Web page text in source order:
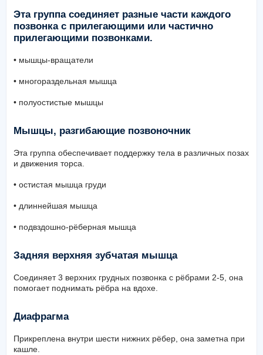
Эта группа соединяет разные части каждого
позвонка с прилегающими или частично
прилегающими позвонками.
• мышцы-вращатели
• многораздельная мышца
• полуостистые мышцы
Мышцы, разгибающие позвоночник
Эта группа обеспечивает поддержку тела в различных позах
и движения торса.
• остистая мышца груди
• длиннейшая мышца
• подвздошно-рёберная мышца
Задняя верхняя зубчатая мышца
Соединяет 3 верхних грудных позвонка с рёбрами 2-5, она
помогает поднимать рёбра на вдохе.
Диафрагма
Прикреплена внутри шести нижних рёбер, она заметна при
кашле.